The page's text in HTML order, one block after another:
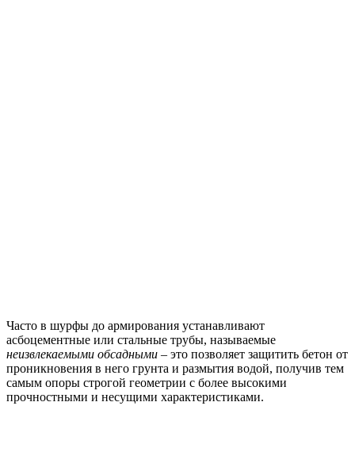
Часто в шурфы до армирования устанавливают
асбоцементные или стальные трубы, называемые
неизвлекаемыми обсадными – это позволяет защитить бетон от
проникновения в него грунта и размытия водой, получив тем
самым опоры строгой геометрии с более высокими
прочностными и несущими характеристиками.